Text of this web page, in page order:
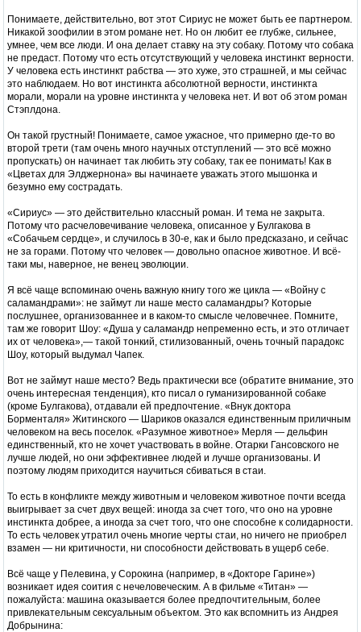
Понимаете, действительно, вот этот Сириус не может быть ее партнером.
Никакой зоофилии в этом романе нет. Но он любит ее глубже, сильнее,
умнее, чем все люди. И она делает ставку на эту собаку. Потому что собака
не предаст. Потому что есть отсутствующий у человека инстинкт верности.
У человека есть инстинкт рабства — это хуже, это страшней, и мы сейчас
это наблюдаем. Но вот инстинкта абсолютной верности, инстинкта
морали, морали на уровне инстинкта у человека нет. И вот об этом роман
Стэплдона.
Он такой грустный! Понимаете, самое ужасное, что примерно где-то во
второй трети (там очень много научных отступлений — это всё можно
пропускать) он начинает так любить эту собаку, так ее понимать! Как в
«Цветах для Элджернона» вы начинаете уважать этого мышонка и
безумно ему сострадать.
«Сириус» — это действительно классный роман. И тема не закрыта.
Потому что расчеловечивание человека, описанное у Булгакова в
«Собачьем сердце», и случилось в 30-е, как и было предсказано, и сейчас
не за горами. Потому что человек — довольно опасное животное. И всё-
таки мы, наверное, не венец эволюции.
Я всё чаще вспоминаю очень важную книгу того же цикла — «Войну с
саламандрами»: не займут ли наше место саламандры? Которые
послушнее, организованнее и в каком-то смысле человечнее. Помните,
там же говорит Шоу: «Душа у саламандр непременно есть, и это отличает
их от человека»,— такой тонкий, стилизованный, очень точный парадокс
Шоу, который выдумал Чапек.
Вот не займут наше место? Ведь практически все (обратите внимание, это
очень интересная тенденция), кто писал о гуманизированной собаке
(кроме Булгакова), отдавали ей предпочтение. «Внук доктора
Борменталя» Житинского — Шариков оказался единственным приличным
человеком на весь поселок. «Разумное животное» Мерля — дельфин
единственный, кто не хочет участвовать в войне. Отарки Гансовского не
лучше людей, но они эффективнее людей и лучше организованы. И
поэтому людям приходится научиться сбиваться в стаи.
То есть в конфликте между животным и человеком животное почти всегда
выигрывает за счет двух вещей: иногда за счет того, что оно на уровне
инстинкта добрее, а иногда за счет того, что оне способне к солидарности.
То есть человек утратил очень многие черты стаи, но ничего не приобрел
взамен — ни критичности, ни способности действовать в ущерб себе.
Всё чаще у Пелевина, у Сорокина (например, в «Докторе Гарине»)
возникает идея соития с нечеловеческим. А в фильме «Титан» —
пожалуйста: машина оказывается более предпочтительным, более
привлекательным сексуальным объектом. Это как вспомнить из Андрея
Добрынина: